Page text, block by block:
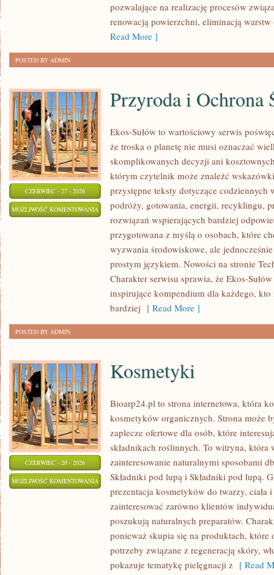
pozwalające na realizację procesów
renowacją powierzchni, eliminacją
Read More ]
POSTED BY ADMIN
CZERWIEC - 27 - 2026
MOŻLIWOŚĆ KOMENTOWANIA PRZYRODA
OCHRONA
ŚRODOWISKA
Przyroda i Ochrona
Ekos-Sułów to wartościowy serwis
że troska o planetę nie musi oznaczać
skomplikowanych decyzji ani
którym czytelnik może znaleźć
przystępne teksty dotyczące
podróży, gotowania, energii, recyklingu,
rozwiązań wspierających bardziej
przygotowana z myślą o osobach, które
wyzwania środowiskowe, ale
prostym językiem. Nowości na stronie
Charakter serwisu sprawia, że Ekos-
inspirujące kompendium dla każdego, kto
bardziej [ Read More ]
POSTED BY ADMIN
CZERWIEC - 20 - 2026
MOŻLIWOŚĆ KOMENTOWANIA KOSMETYKI
Kosmetyki
Bioarp24.pl to strona internetowa, która
kosmetyków organicznych. Strona może
zaplecze ofertowe dla osób, które
składnikach roślinnych. To witryna, która
zainteresowanie naturalnymi sposobami
Składniki pod lupą i Składniki pod lupą.
prezentacja kosmetyków do twarzy, ciała
zainteresować zarówno klientów
poszukują naturalnych preparatów.
ponieważ skupia się na produktach, które
potrzeby związane z regeneracją skóry,
pokazuje tematykę pielęgnacji z [ Read